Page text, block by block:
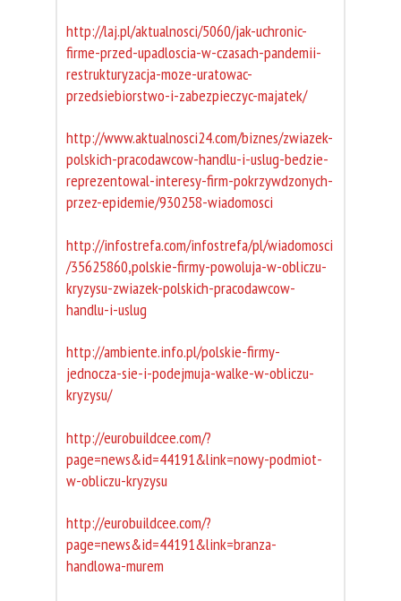
http://laj.pl/aktualnosci/5060/jak-uchronic-
firme-przed-upadloscia-w-czasach-pandemii-
restrukturyzacja-moze-uratowac-
przedsiebiorstwo-i-zabezpieczyc-majatek/
http://www.aktualnosci24.com/biznes/zwiazek-
polskich-pracodawcow-handlu-i-uslug-bedzie-
reprezentowal-interesy-firm-pokrzywdzonych-
przez-epidemie/930258-wiadomosci
http://infostrefa.com/infostrefa/pl/wiadomosci
/35625860,polskie-firmy-powoluja-w-obliczu-
kryzysu-zwiazek-polskich-pracodawcow-
handlu-i-uslug
http://ambiente.info.pl/polskie-firmy-
jednocza-sie-i-podejmuja-walke-w-obliczu-
kryzysu/
http://eurobuildcee.com/?
page=news&id=44191&link=nowy-podmiot-
w-obliczu-kryzysu
http://eurobuildcee.com/?
page=news&id=44191&link=branza-
handlowa-murem